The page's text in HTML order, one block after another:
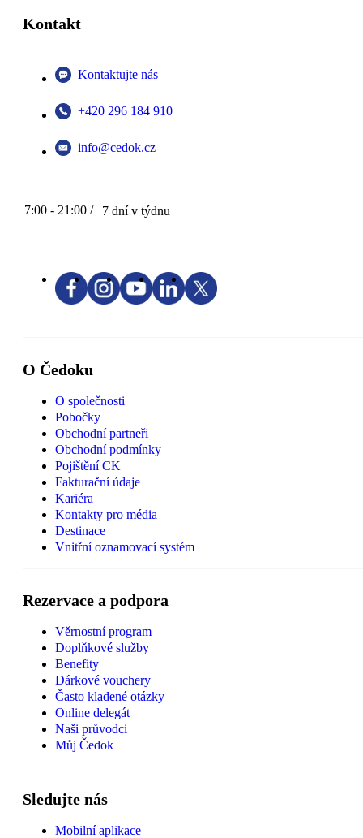
Kontakt
Kontaktujte nás
+420 296 184 910
info@cedok.cz
7:00 - 21:00 / 7 dní v týdnu
O Čedoku
O společnosti
Pobočky
Obchodní partneři
Obchodní podmínky
Pojištění CK
Fakturační údaje
Kariéra
Kontakty pro média
Destinace
Vnitřní oznamovací systém
Rezervace a podpora
Věrnostní program
Doplňkové služby
Benefity
Dárkové vouchery
Často kladené otázky
Online delegát
Naši průvodci
Můj Čedok
Sledujte nás
Mobilní aplikace